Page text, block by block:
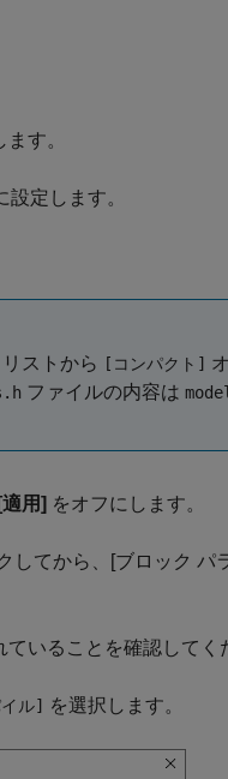
す。
設定します。
ストから [コンパクト]
ファイルの内容は
[適用] をオフにします。
してから、[ブロック パ
いることを確認してく
ル] を選択します。